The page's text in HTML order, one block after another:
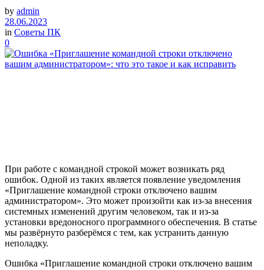
by admin
28.06.2023
in Советы ПК
0
При работе с командной строкой может возникать ряд
ошибок. Одной из таких является появление уведомления
«Приглашение командной строки отключено вашим
администратором». Это может произойти как из-за внесения
системных изменений другим человеком, так и из-за
установки вредоносного программного обеспечения. В статье
мы развёрнуто разберёмся с тем, как устранить данную
неполадку.
Ошибка «Приглашение командной строки отключено вашим